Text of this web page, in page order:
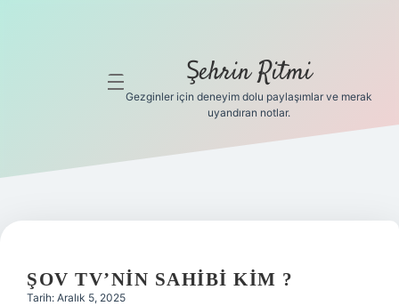
Gizlilik
Hakkımızda
menüyü
Şehrin Ritmi
Gezginler için deneyim dolu paylaşımlar ve merak
uyandıran notlar.
ŞOV TV’NIN SAHIBI KIM ?
Tarih: Aralık 5, 2025